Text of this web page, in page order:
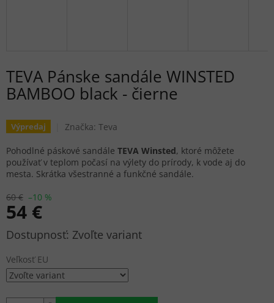
TEVA Pánske sandále WINSTED
BAMBOO black - čierne
Výpredaj Značka: Teva
60 € –10 %
54 €
Jednotková
Zvoľte variant
Veľkosť EU
Pohodlné páskové sandále TEVA Winsted, ktoré môžete
používať v teplom počasí na výlety do prírody, k vode aj do
mesta. Skrátka všestranné a funkčné sandále.